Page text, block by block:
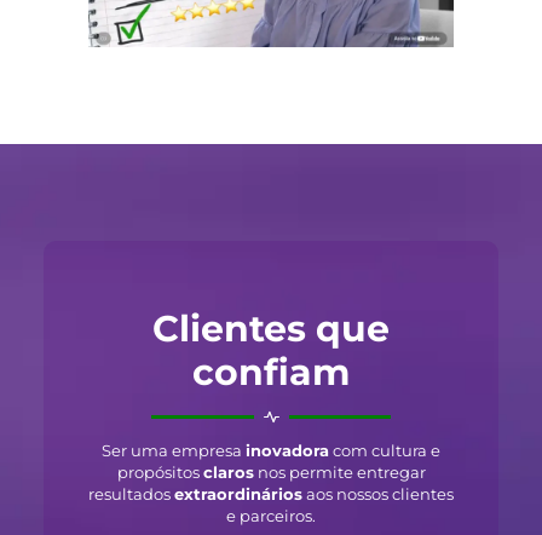
Clientes que
confiam
Ser uma empresa inovadoracom cultura e
propósitosclarosnos permite entregar
resultadosextraordináriosaos nossos clientes
e parceiros.